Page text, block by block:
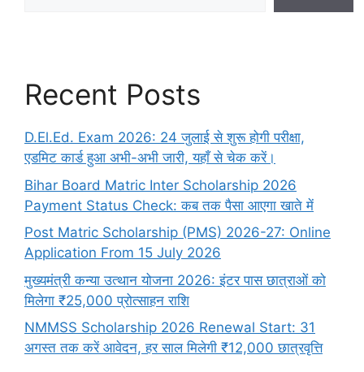
Recent Posts
D.El.Ed. Exam 2026: 24 जुलाई से शुरू होगी परीक्षा,
एडमिट कार्ड हुआ अभी-अभी जारी, यहाँ से चेक करें।
Bihar Board Matric Inter Scholarship 2026
Payment Status Check: कब तक पैसा आएगा खाते में
Post Matric Scholarship (PMS) 2026-27: Online
Application From 15 July 2026
मुख्यमंत्री कन्या उत्थान योजना 2026: इंटर पास छात्राओं को
मिलेगा ₹25,000 प्रोत्साहन राशि
NMMSS Scholarship 2026 Renewal Start: 31
अगस्त तक करें आवेदन, हर साल मिलेगी ₹12,000 छात्रवृत्ति